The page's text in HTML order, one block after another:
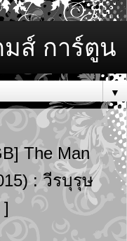
มส์ การ์ตูน
▼
The Man
: วีรบุรุษ